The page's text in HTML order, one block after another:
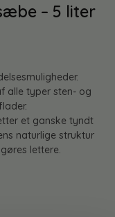
– 5 liter
alle typer sten- og
et ganske tyndt
naturlige struktur
lettere.